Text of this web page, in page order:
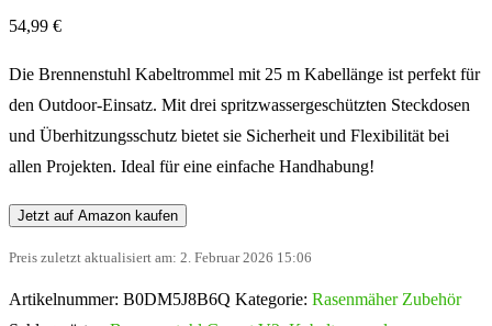
54,99 €
Die Brennenstuhl Kabeltrommel mit 25 m Kabellänge ist perfekt für
den Outdoor-Einsatz. Mit drei spritzwassergeschützten Steckdosen
und Überhitzungsschutz bietet sie Sicherheit und Flexibilität bei
allen Projekten. Ideal für eine einfache Handhabung!
Jetzt auf Amazon kaufen
Preis zuletzt aktualisiert am: 2. Februar 2026 15:06
Artikelnummer: B0DM5J8B6Q Kategorie: Rasenmäher Zubehör